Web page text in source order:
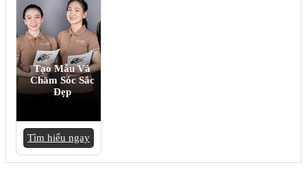
Tạo Mẫu Và
Chăm Sóc Sắc
Đẹp
Tìm hiểu ngay